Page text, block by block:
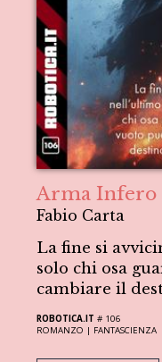
Arma Infero
Fabio Carta
La fine si
solo chi osa
cambiare il
ROBOTICA.IT # 106
ROMANZO | FANTASCIENZA